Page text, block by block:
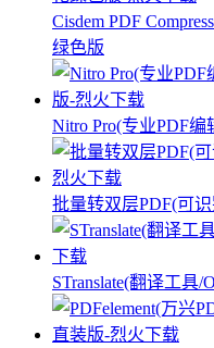
Cisdem PDF
绿色版
Nitro Pro(专业PDF编
批量转双层PDF(可
STranslate(翻译工具